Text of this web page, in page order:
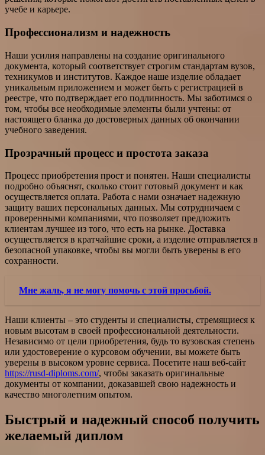
учебе и карьере.
Профессионализм и надежность
Наши усилия направлены на создание оригинального
документа, который соответствует строгим стандартам вузов,
техникумов и институтов. Каждое наше изделие обладает
уникальным приложением и может быть с регистрацией в
реестре, что подтверждает его подлинность. Мы заботимся о
том, чтобы все необходимые элементы были учтены: от
настоящего бланка до достоверных данных об окончании
учебного заведения.
Прозрачный процесс и простота заказа
Процесс приобретения прост и понятен. Наши специалисты
подробно объяснят, сколько стоит готовый документ и как
осуществляется оплата. Работа с нами означает надежную
защиту ваших персональных данных. Мы сотрудничаем с
проверенными компаниями, что позволяет предложить
клиентам лучшее из того, что есть на рынке. Доставка
осуществляется в кратчайшие сроки, а изделие отправляется в
безопасной упаковке, чтобы вы могли быть уверены в его
сохранности.
Мне жаль, я не могу помочь с этой просьбой.
Наши клиенты – это студенты и специалисты, стремящиеся к
новым высотам в своей профессиональной деятельности.
Независимо от цели приобретения, будь то вузовская степень
или удостоверение о курсовом обучении, вы можете быть
уверены в высоком уровне сервиса. Посетите наш веб-сайт
https://rusd-diploms.com/, чтобы заказать оригинальные
документы от компании, доказавшей свою надежность и
качество многолетним опытом.
Быстрый и надежный способ получить
желаемый диплом